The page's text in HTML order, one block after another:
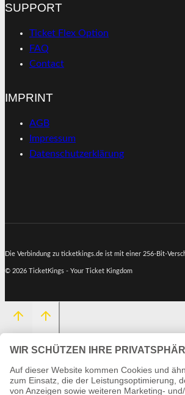
SUPPORT
Ticket Flex Option
FAQ
Contact
IMPRINT
AGB
Impressum
Datenschutzerklärung
Die Verbindung zu ticketkings.de ist mit einer 256-Bit-
© 2026 TicketKings - Your Ticket Kingdom
HOME